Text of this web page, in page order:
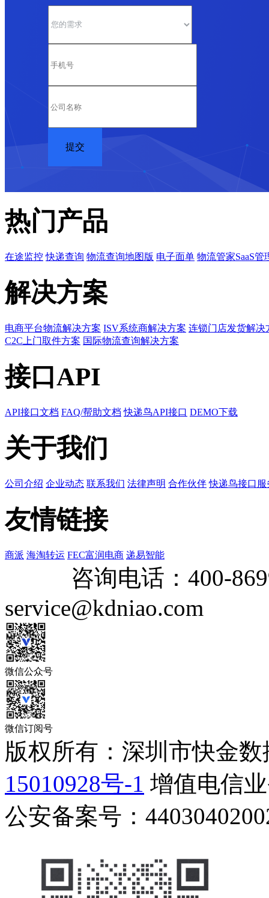
热门产品
在途监控 快递查询 物流查询地图版 电子面单 物流管家SaaS管
解决方案
电商平台物流解决方案 ISV系统商解决方案 连锁门店发货解决
C2C上门取件方案 国际物流查询解决方案
接口API
API接口文档 FAQ/帮助文档 快递鸟API接口 DEMO下载
关于我们
公司介绍 企业动态 联系我们 法律声明 合作伙伴 快递鸟接口服
友情链接
商派 海淘转运 FEC富润电商 递易智能
咨询电话： 400-
service@kdniao.com
微信公众号
微信订阅号
版权所有：深圳市快金
15010928号-1 增值电信
公安备案号：